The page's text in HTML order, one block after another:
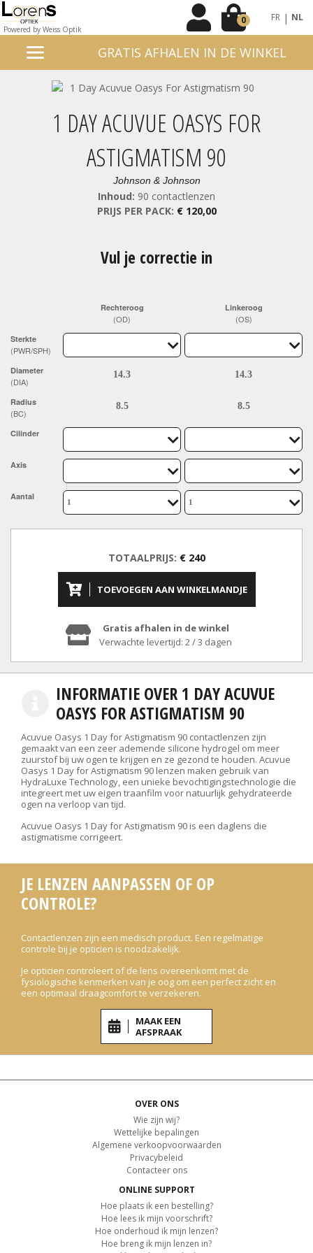
Powered by Weiss Optik
0 FR | NL
GRATIS AFHALEN IN DE WINKEL
1 DAY ACUVUE OASYS FOR
ASTIGMATISM 90
Johnson & Johnson
Inhoud: 90 contactlenzen
PRIJS PER PACK: € 120,00
Vul je correctie in
Sterkte
(PWR/SPH)
Diameter
(DIA)
Radius
(BC)
Cilinder
Axis
Aantal
Rechteroog
(OD)
Linkeroog
(OS)
TOTAALPRIJS: € 240
TOEVOEGEN AAN WINKELMANDJE
Gratis afhalen in de winkel
Verwachte levertijd: 2 / 3 dagen
INFORMATIE OVER 1 DAY ACUVUE
OASYS FOR ASTIGMATISM 90
Acuvue Oasys 1 Day for Astigmatism 90 contactlenzen zijn
gemaakt van een zeer ademende silicone hydrogel om meer
zuurstof bij uw ogen te krijgen en ze gezond te houden. Acuvue
Oasys 1 Day for Astigmatism 90 lenzen maken gebruik van
HydraLuxe Technology, een unieke bevochtigingstechnologie die
integreert met uw eigen traanfilm voor natuurlijk gehydrateerde
ogen na verloop van tijd.
Acuvue Oasys 1 Day for Astigmatism 90 is een daglens die
astigmatisme corrigeert.
JE LENZEN AANPASSEN OF OP
CONTROLE?
Contactlenzen zijn een medisch product. Een regelmatige
controle bij je opticien is noodzakelijk.
Je opticien controleert of de lens overeenkomt met de
fysiologische kenmerken van je oog om een perfect zicht en
een optimaal draagcomfort te verzekeren.
MAAK EEN
AFSPRAAK
OVER ONS
Wie zijn wij?
Wettelijke bepalingen
Algemene verkoopvoorwaarden
Privacybeleid
Contacteer ons
ONLINE SUPPORT
Hoe plaats ik een bestelling?
Hoe lees ik mijn voorschrift?
Hoe onderhoud ik mijn lenzen?
Hoe breng ik mijn lenzen in?